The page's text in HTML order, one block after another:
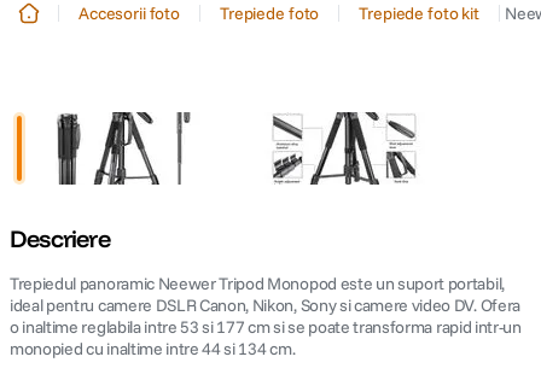
2. trepied
trepied telefon
5. canon sx740 hs
6. lavaliera
Accesorii foto Trepiede foto Trepiede foto kit
Descriere
Trepiedul panoramic Neewer Tripod Monopod este un suport portabil,
ideal pentru camere DSLR Canon, Nikon, Sony si camere video DV. Ofera
o inaltime reglabila intre 53 si 177 cm si se poate transforma rapid intr-un
monopied cu inaltime intre 44 si 134 cm.